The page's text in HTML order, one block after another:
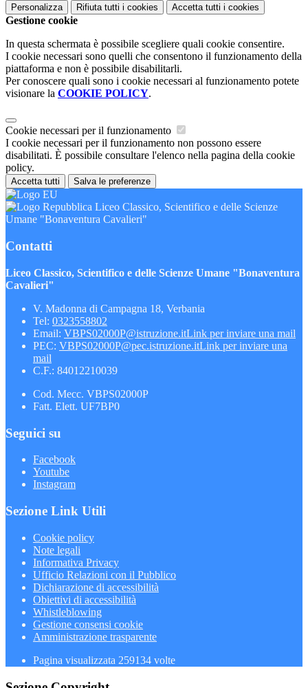
Personalizza Rifiuta tutti i cookies Accetta tutti i cookies
Gestione cookie
In questa schermata è possibile scegliere quali cookie consentire.
I cookie necessari sono quelli che consentono il funzionamento della
piattaforma e non è possibile disabilitarli.
Per conoscere quali sono i cookie necessari al funzionamento potete
visionare la COOKIE POLICY.
Cookie necessari per il funzionamento
I cookie necessari per il funzionamento non possono essere
disabilitati. È possibile consultare l'elenco nella pagina della cookie
policy.
Accetta tutti Salva le preferenze
Liceo Classico, Scientifico e delle Scienze
Umane "Bonaventura Cavalieri"
Contatti
Liceo Classico, Scientifico e delle Scienze Umane "Bonaventura
Cavalieri"
V. Madonna di Campagna 18, Verbania
Tel: 0323558802
Email: VBPS02000P@istruzione.itLink per inviare una mail
PEC: VBPS02000P@pec.istruzione.itLink per inviare una
mail
C.F.: 84012210039
Cod. Mecc. VBPS02000P
Fatt. Elett. UF7BP0
Seguici su
Facebook
Youtube
Instagram
Sezione Link Utili
Cookie policy
Note legali
Informativa Privacy
Ufficio Relazioni con il Pubblico
Dichiarazione di accessibilità
Obiettivi di accessibilità
Whistleblowing
Gestione consensi cookie
Amministrazione trasparente
Pagina visualizzata 259134 volte